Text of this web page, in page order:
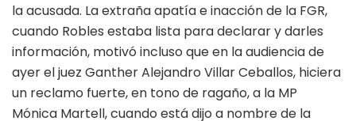
la acusada. La extraña apatía e inacción de la FGR,
cuando Robles estaba lista para declarar y darles
información, motivó incluso que en la audiencia de
ayer el juez Ganther Alejandro Villar Ceballos, hiciera
un reclamo fuerte, en tono de ragaño, a la MP
Mónica Martell, cuando está dijo a nombre de la